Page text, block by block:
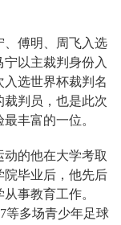
、傅明、周飞入选
以主裁判身份入
入选世界杯裁判名
判员，也是此次
丰富的一位。
动的他在大学考取
院毕业后，他先后
事教育工作。
等多场青少年足球